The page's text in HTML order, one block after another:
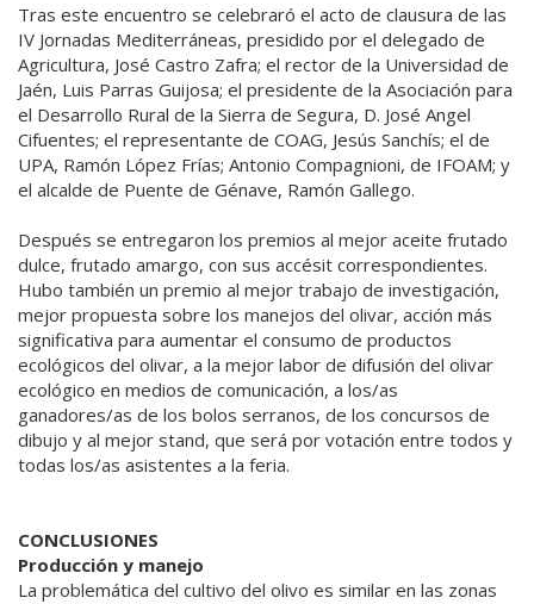
Tras este encuentro se celebraró el acto de clausura de las
IV Jornadas Mediterráneas, presidido por el delegado de
Agricultura, José Castro Zafra; el rector de la Universidad de
Jaén, Luis Parras Guijosa; el presidente de la Asociación para
el Desarrollo Rural de la Sierra de Segura, D. José Angel
Cifuentes; el representante de COAG, Jesús Sanchís; el de
UPA, Ramón López Frías; Antonio Compagnioni, de IFOAM; y
el alcalde de Puente de Génave, Ramón Gallego.
Después se entregaron los premios al mejor aceite frutado
dulce, frutado amargo, con sus accésit correspondientes.
Hubo también un premio al mejor trabajo de investigación,
mejor propuesta sobre los manejos del olivar, acción más
significativa para aumentar el consumo de productos
ecológicos del olivar, a la mejor labor de difusión del olivar
ecológico en medios de comunicación, a los/as
ganadores/as de los bolos serranos, de los concursos de
dibujo y al mejor stand, que será por votación entre todos y
todas los/as asistentes a la feria.
CONCLUSIONES
Producción y manejo
La problemática del cultivo del olivo es similar en las zonas